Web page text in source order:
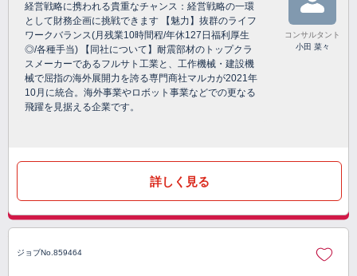
経営戦略に携われる貴重なチャンス：経営戦略の一環
として財務企画に挑戦できます 【魅力】抜群のライフ
ワークバランス(月残業10時間程/年休127日福利厚生
◎/各種手当) 【同社について】耐震部材のトップクラ
スメーカーであるフルサト工業と、工作機械・建設機
械で屈指の海外展開力を誇る専門商社マルカが2021年
10月に統合。海外事業やロボット事業などでの更なる
飛躍を見据える企業です。
コンサルタント
小田 菜々
詳しく見る
ジョブNo.859464